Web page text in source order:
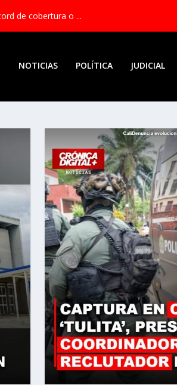
de cobertura o ...
NOTICIAS POLÍTICA JUDICIAL